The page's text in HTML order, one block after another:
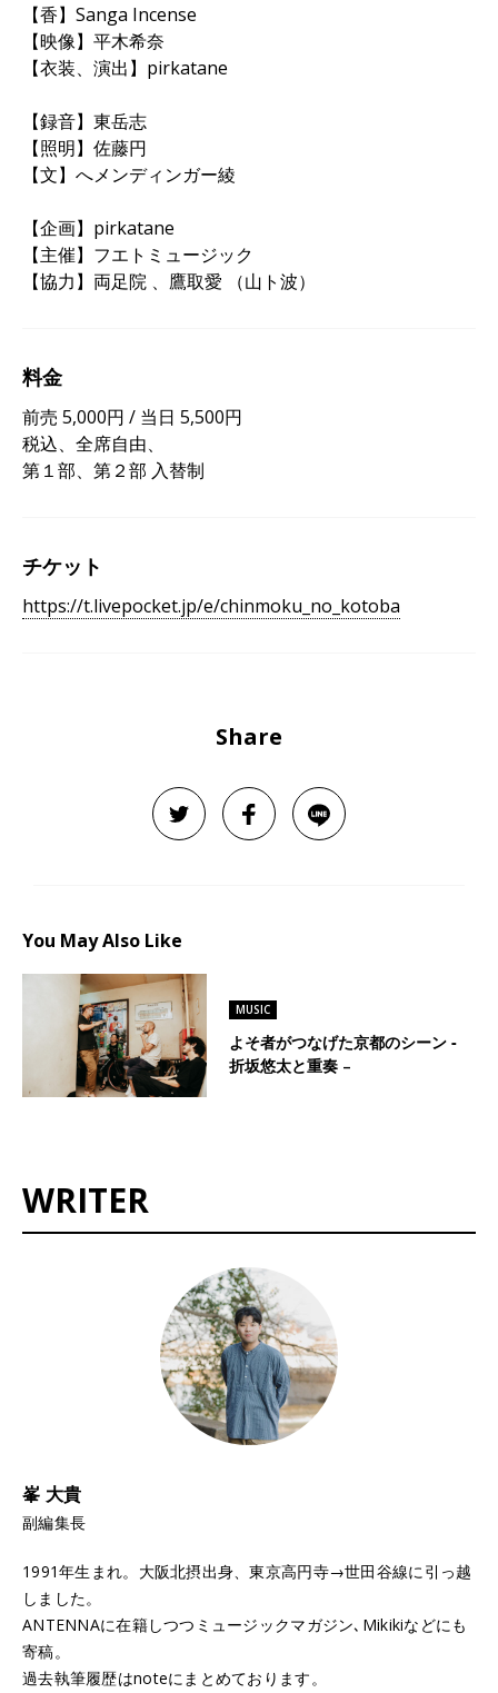
【香】Sanga Incense
【映像】平木希奈
【衣装、演出】pirkatane
【録音】東岳志
【照明】佐藤円
【文】へメンディンガー綾
【企画】pirkatane
【主催】フエトミュージック
【協力】両足院 、鷹取愛 （山ト波）
料金
前売 5,000円 / 当日 5,500円
税込、全席自由、
第１部、第２部 入替制
チケット
https://t.livepocket.jp/e/chinmoku_no_kotoba
Share
You May Also Like
MUSIC
よそ者がつなげた京都のシーン ‐
折坂悠太と重奏 –
WRITER
峯 大貴
副編集長
1991年生まれ。大阪北摂出身、東京高円寺→世田谷線に引っ越
しました。
ANTENNAに在籍しつつミュージックマガジン､Mikikiなどにも
寄稿。
過去執筆履歴はnoteにまとめております。